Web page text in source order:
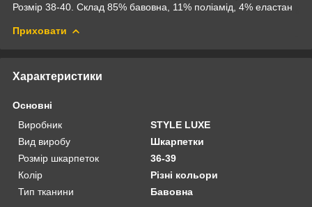
Розмір 38-40. Склад 85% бавовна, 11% поліамід, 4% еластан
Приховати
Характеристики
Основні
Виробник
STYLE LUXE
Вид виробу
Шкарпетки
Розмір шкарпеток
36-39
Колір
Різні кольори
Тип тканини
Бавовна